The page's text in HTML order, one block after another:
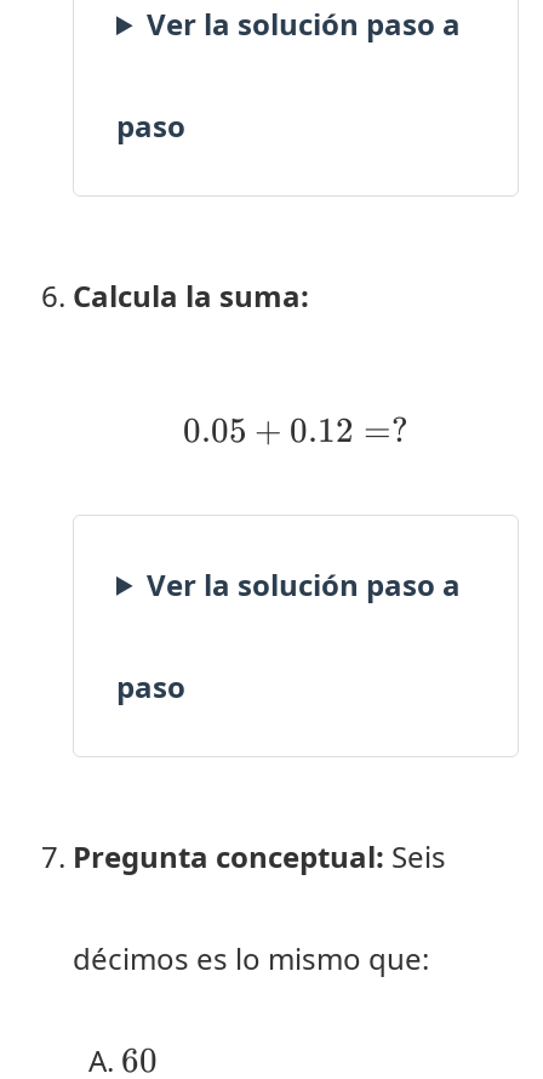
Ver la solución paso a
paso
Calcula la suma:
0.05 + 0.12 = ?
0.05 + 0.12 =?
Ver la solución paso a
paso
Pregunta conceptual: Seis
décimos es lo mismo que:
60